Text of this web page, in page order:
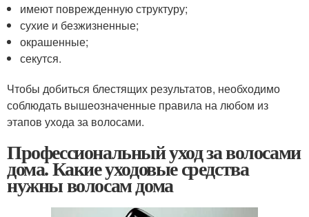
имеют поврежденную структуру;
сухие и безжизненные;
окрашенные;
секутся.
Чтобы добиться блестящих результатов, необходимо
соблюдать вышеозначенные правила на любом из
этапов ухода за волосами.
Профессиональный уход за волосами
дома. Какие уходовые средства
нужны волосам дома